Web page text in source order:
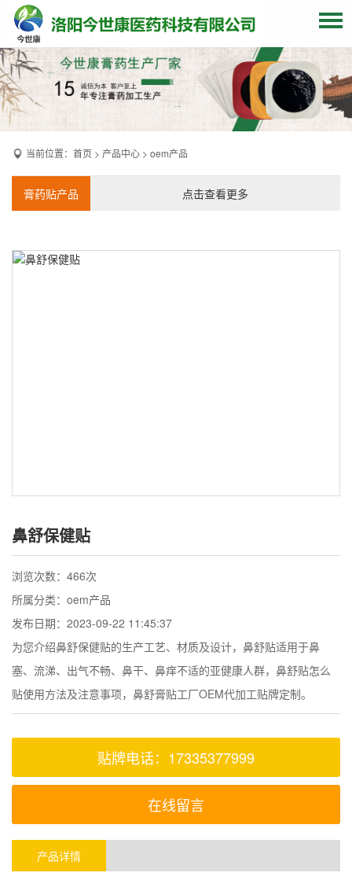
网站首页
关于我们
贴牌加工
OEM产品
膏药资讯
当前位置： 首页 > 产品中心 > oem产品
膏药贴产品 点击查看更多
鼻舒保健贴
浏览次数： 466次
所属分类：oem产品
发布日期：2023-09-22 11:45:37
为您介绍鼻舒保健贴的生产工艺、材质及设计，鼻舒贴适用于鼻
塞、流涕、出气不畅、鼻干、鼻痒不适的亚健康人群，鼻舒贴怎么
贴使用方法及注意事项，鼻舒膏贴工厂OEM代加工贴牌定制。
贴牌电话：17335377999
在线留言
产品详情